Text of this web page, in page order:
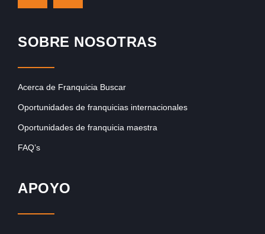
SOBRE NOSOTRAS
Acerca de Franquicia Buscar
Oportunidades de franquicias internacionales
Oportunidades de franquicia maestra
FAQ’s
APOYO